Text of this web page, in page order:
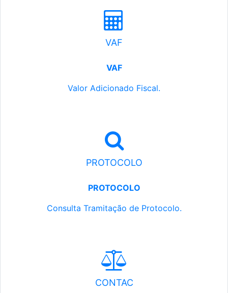
VAF
VAF
Valor Adicionado Fiscal.
PROTOCOLO
PROTOCOLO
Consulta Tramitação de Protocolo.
CONTAC